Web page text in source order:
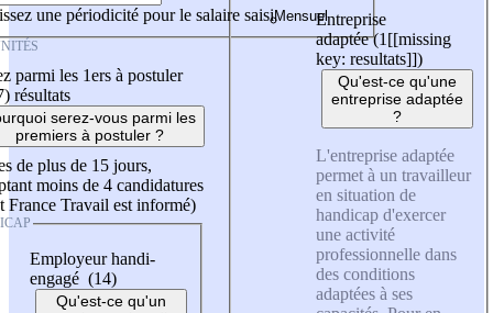
une périodicité pour le salaire saisi
parmi les 1ers à postuler
résultats
serez-vous parmi les
premiers à postuler ?
de plus de 15 jours,
moins de 4 candidatures
France Travail est informé)
Employeur handi-
engagé (14)
Qu'est-ce qu'un
Entreprise
adaptée (1 [[missing
key: resultats]])
Qu'est-ce qu'une
entreprise adaptée
?
L'entreprise adaptée
permet à un travailleur
en situation de
handicap d'exercer
une activité
professionnelle dans
des conditions
adaptées à ses